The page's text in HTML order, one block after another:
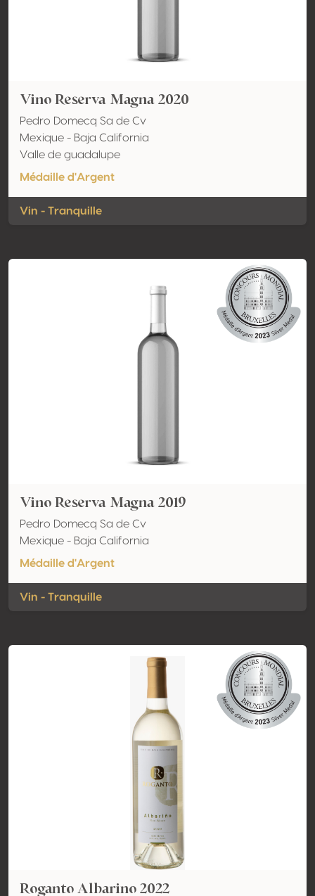
Vino Reserva Magna 2020
Pedro Domecq Sa de Cv
Mexique - Baja California
Valle de guadalupe
Médaille d'Argent
Vin - Tranquille
Vino Reserva Magna 2019
Pedro Domecq Sa de Cv
Mexique - Baja California
Médaille d'Argent
Vin - Tranquille
Roganto Albarino 2022